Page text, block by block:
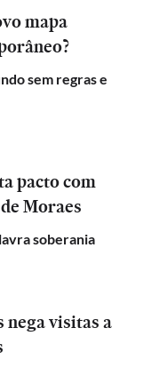
mapa
sem regras e
pacto com
Moraes
soberania
visitas a